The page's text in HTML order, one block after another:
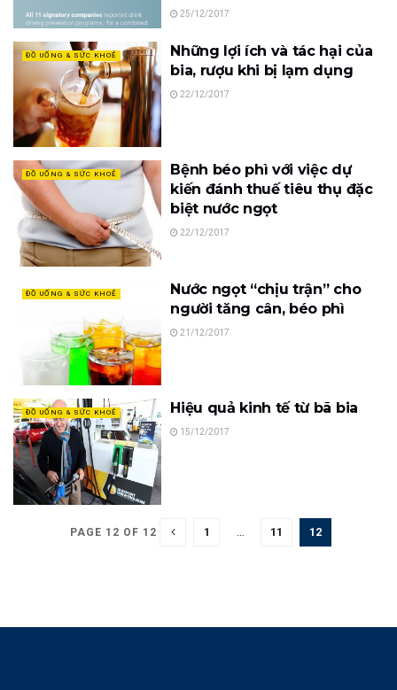
25/12/2017
ĐỒ UỐNG & SỨC KHOẺ
Những lợi ích và tác hại của
bia, rượu khi bị lạm dụng
22/12/2017
ĐỒ UỐNG & SỨC KHOẺ
Bệnh béo phì với việc dự
kiến đánh thuế tiêu thụ đặc
biệt nước ngọt
22/12/2017
ĐỒ UỐNG & SỨC KHOẺ
Nước ngọt “chịu trận” cho
người tăng cân, béo phì
21/12/2017
ĐỒ UỐNG & SỨC KHOẺ Hiệu quả kinh tế từ bã bia
15/12/2017
PAGE 12 OF 12 1 11 12